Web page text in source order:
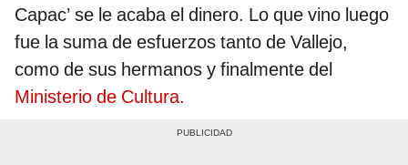
Capac’ se le acaba el dinero. Lo que vino luego
fue la suma de esfuerzos tanto de Vallejo,
como de sus hermanos y finalmente del
Ministerio de Cultura.